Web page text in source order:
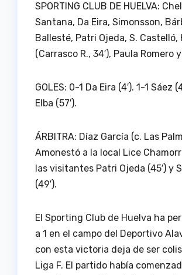
SPORTING CLUB DE HUELVA:
Santana, Da Eira, Simonsson,
Ballesté, Patri Ojeda, S. Castelló,
(Carrasco R., 34′), Paula Romero
GOLES: 0-1 Da Eira (4′). 1-1 Sáez
Elba (57′).
ÁRBITRA: Díaz García (c. Las
Amonestó a la local Lice
las visitantes Patri Ojeda (45′) y
(49′).
El Sporting Club de Huelva ha
a 1 en el campo del Deportivo
con esta victoria deja de ser
Liga F. El partido había